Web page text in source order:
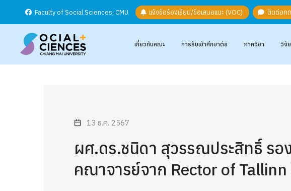
Faculty of Social Sciences, CMU แจ้งข้อร้องเรียน/ข้อเสนอแนะ (VOC) ติดต่อค
เกี่ยวกับคณะ การรับเข้าศึกษาต่อ ภาควิชา วิจั
13 ธ.ค. 2567
ผศ.ดร.ชนิดา สุวรรณประสิทธิ์ ร
คณาจารย์จาก Rector of